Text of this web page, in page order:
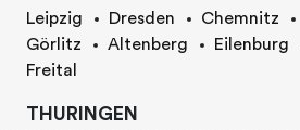
Leipzig Dresden Chemnitz
Görlitz
Altenberg Eilenburg
Freital
THURINGEN